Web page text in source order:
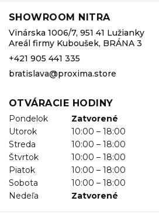
SHOWROOM NITRA
Vinárska 1006/7, 951 41 Lužianky
Areál firmy Kuboušek, BRÁNA 3
+421 905 441 335
bratislava@proxima.store
OTVÁRACIE HODINY
Pondelok
Zatvorené
Utorok
10:00 – 18:00
Streda
10:00 – 18:00
Štvrtok
10:00 – 18:00
Piatok
10:00 – 18:00
Sobota
10:00 – 18:00
Nedeľa
Zatvorené